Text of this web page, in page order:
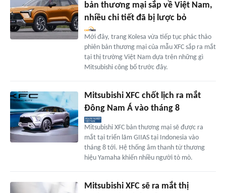
bản thương mại sắp về Việt Nam,
nhiều chi tiết đã bị lược bỏ
Mới đây, trang Kolesa vừa tiếp tục phác thảo
phiên bản thương mại của mẫu XFC sắp ra mắt
tại thị trường Việt Nam dựa trên những gì
Mitsubishi công bố trước đây.
Mitsubishi XFC chốt lịch ra mắt
Đông Nam Á vào tháng 8
Mitsubishi XFC bản thương mại sẽ được ra
mắt tại triển lãm GIIAS tại Indonesia vào
tháng 8 tới. Hệ thống âm thanh từ thương
hiệu Yamaha khiến nhiều người tò mò.
Mitsubishi XFC sẽ ra mắt thị